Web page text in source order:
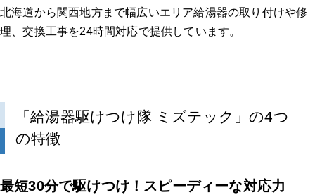
北海道から関西地方まで幅広いエリア給湯器の取り付けや修
理、交換工事を24時間対応で提供しています。
「給湯器駆けつけ隊 ミズテック」の4つ
の特徴
最短30分で駆けつけ！スピーディーな対応力